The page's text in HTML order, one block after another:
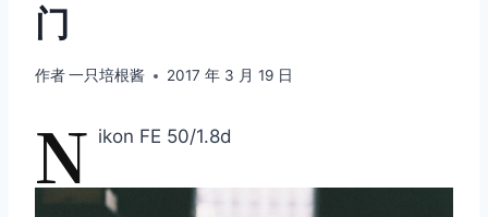
门
作者一只培根酱 2017 年 3 月 19 日
N ikon FE 50/1.8d